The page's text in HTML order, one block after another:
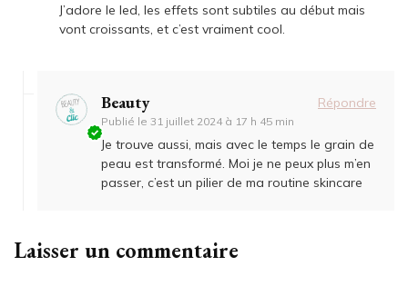
J’adore le led, les effets sont subtiles au début mais
vont croissants, et c’est vraiment cool.
Beauty
Publié le 31 juillet 2024 à 17 h 45 min
Répondre
Je trouve aussi, mais avec le temps le grain de
peau est transformé. Moi je ne peux plus m’en
passer, c’est un pilier de ma routine skincare
Laisser un commentaire